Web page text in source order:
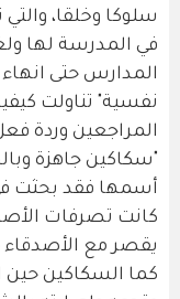
سلوكا وخلقا،
في المدرسة لها
المدارس حتى
نفسية" تناولت
المراجعين وردة
"سكاكين جاهزة
أسمها فقد بحثت
كانت تصرفات
يقصر مع
كما السكاكين